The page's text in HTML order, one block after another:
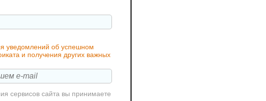
уведомлений об успешном
и получения других важных
сервисов сайта вы принимаете